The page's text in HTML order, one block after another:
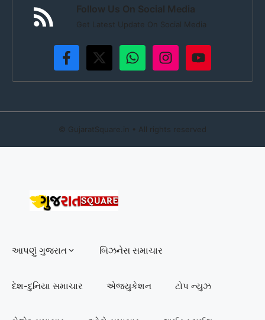
Follow Us On Social Media
Get Latest Update On Social Media
© GujaratSquare.in • All rights reserved
આપણું ગુજરાત બિઝનેસ સમાચાર
દેશ-દુનિયા સમાચાર એજ્યુકેશન ટોપ ન્યુઝ